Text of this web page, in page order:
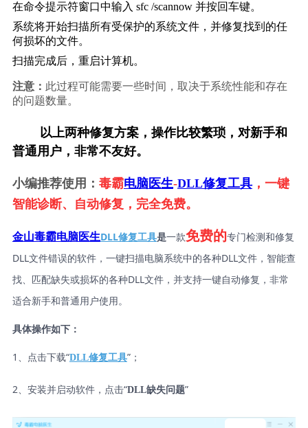
在命令提示符窗口中输入 sfc /scannow 并按回车键。
系统将开始扫描所有受保护的系统文件，并修复找到的任
何损坏的文件。
扫描完成后，重启计算机。
注意： 此过程可能需要一些时间，取决于系统性能和存在
的问题数量。
以上两种修复方案，操作比较繁琐，对新手和
普通用户，非常不友好。
小编推荐使用： 毒霸电脑医生-DLL修复工具，一键
智能诊断、自动修复，完全免费。
金山毒霸电脑医生DLL修复工具是一款免费的专门检测和修复
DLL文件错误的软件，一键扫描电脑系统中的各种DLL文件，智能查
找、匹配缺失或损坏的各种DLL文件，并支持一键自动修复，非常
适合新手和普通用户使用。
具体操作如下：
1、点击下载“DLL修复工具”；
2、安装并启动软件，点击“DLL缺失问题”